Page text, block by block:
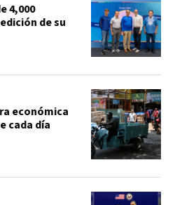
4,000
de su
económica
cada día